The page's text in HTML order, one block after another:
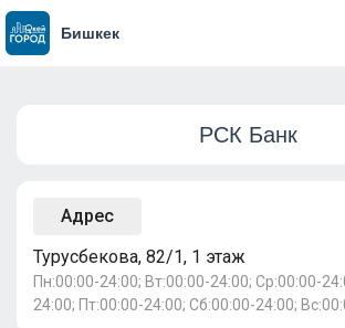
Бишкек
РСК Банк
Адрес
Турусбекова, 82/1, 1 этаж
Пн:00:00-24:00; Вт:00:00-24:00; Ср:00:00-
24:00; Пт:00:00-24:00; Сб:00:00-24:00;